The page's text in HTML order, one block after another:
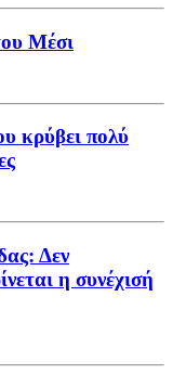
Μέσι
κρύβει πολύ
Δεν
η συνέχισή